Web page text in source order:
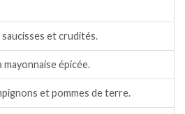
saucisses et crudités.
mayonnaise épicée.
et pommes de terre.